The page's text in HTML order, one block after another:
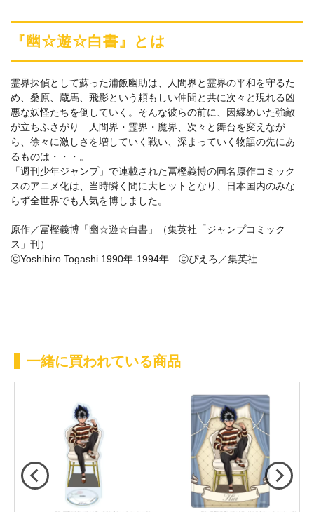
一緒に買われている商品